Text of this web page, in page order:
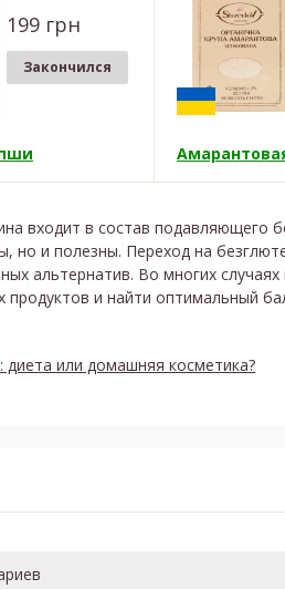
199 грн
Закончился
входит в состав подавляющего
но и полезны. Переход на
альтернатив. Во многих
продуктов и найти оптимальный
диета или домашняя косметика?